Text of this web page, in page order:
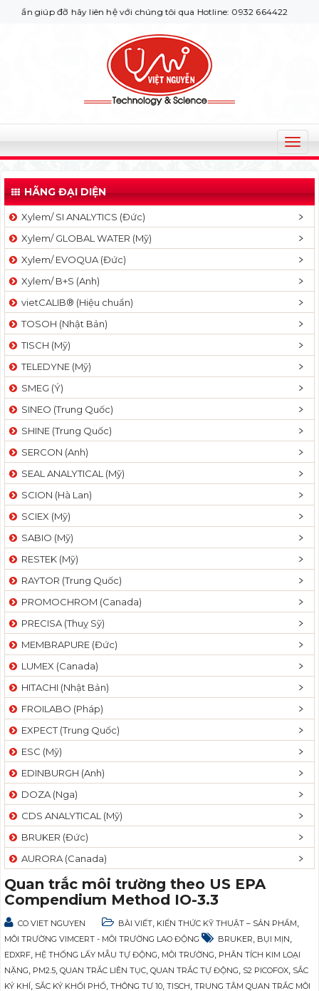
đỡ hãy liên hệ với chúng tôi qua Hotline: 0932 664422
T
o
g
l
v
a
t
n
HÃNG ĐẠI DIỆN
Xylem/ SI ANALYTICS (Đức)
Xylem/ GLOBAL WATER (Mỹ)
Xylem/ EVOQUA (Đức)
Xylem/ B+S (Anh)
vietCALIB® (Hiệu chuẩn)
TOSOH (Nhật Bản)
TISCH (Mỹ)
TELEDYNE (Mỹ)
SMEG (Ý)
SINEO (Trung Quốc)
SHINE (Trung Quốc)
SERCON (Anh)
SEAL ANALYTICAL (Mỹ)
SCION (Hà Lan)
SCIEX (Mỹ)
SABIO (Mỹ)
RESTEK (Mỹ)
RAYTOR (Trung Quốc)
PROMOCHROM (Canada)
PRECISA (Thuỵ Sỹ)
MEMBRAPURE (Đức)
LUMEX (Canada)
HITACHI (Nhật Bản)
FROILABO (Pháp)
EXPECT (Trung Quốc)
ESC (Mỹ)
EDINBURGH (Anh)
DOZA (Nga)
CDS ANALYTICAL (Mỹ)
BRUKER (Đức)
AURORA (Canada)
Quan trắc môi trường theo US EPA
Compendium Method IO-3.3
CO VIET NGUYEN BÀI VIẾT KIẾN THỨC KỸ THUẬT – SẢN PHẨM
MÔI TRƯỜNG VIMCERT - MÔI TRƯỜNG LAO ĐỘNG BRUKER BỤI MỊN
EDXRF HỆ THỐNG LẤY MẪU TỰ ĐỘNG MÔI TRƯỜNG PHÂN TÍCH KIM LOẠI
NẶNG PM2.5 QUAN TRẮC LIÊN TỤC QUAN TRẮC TỰ ĐỘNG S2 PICOFOX SẮC
KÝ KHÍ SẮC KÝ KHỐI PHỔ THÔNG TƯ 10 TISCH TRUNG TÂM QUAN TRẮC MÔI